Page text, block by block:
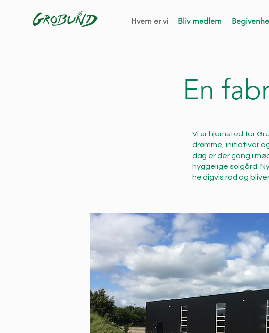
Hvem er vi Bliv medlem
En
Vi er hjemsted for
drømme, initiativer
dag er der gang i
hyggelige solgård.
heldigvis rod og